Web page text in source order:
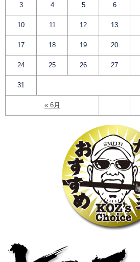
« 6月
3 4 5 6
10 11 12 13
17 18 19 20
24 25 26 27
31